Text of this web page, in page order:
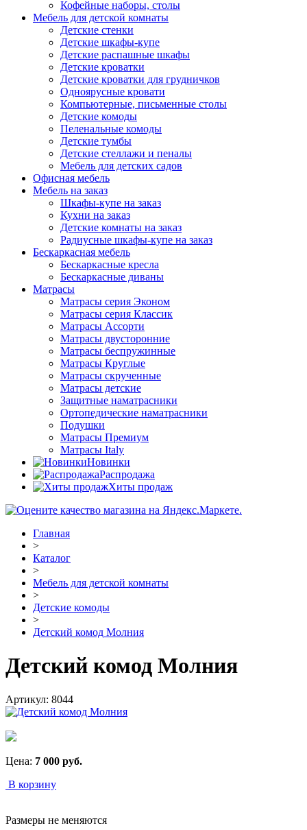
Кофейные наборы, столы
Мебель для детской комнаты
Детские стенки
Детские шкафы-купе
Детские распашные шкафы
Детские кроватки
Детские кроватки для грудничков
Одноярусные кровати
Компьютерные, письменные столы
Детские комоды
Пеленальные комоды
Детские тумбы
Детские стеллажи и пеналы
Мебель для детских садов
Офисная мебель
Мебель на заказ
Шкафы-купе на заказ
Кухни на заказ
Детские комнаты на заказ
Радиусные шкафы-купе на заказ
Бескаркасная мебель
Бескаркасные кресла
Бескаркасные диваны
Матрасы
Матрасы серия Эконом
Матрасы серия Классик
Матрасы Ассорти
Матрасы двусторонние
Матрасы беспружинные
Матрасы Круглые
Матрасы скрученные
Матрасы детские
Защитные наматрасники
Ортопедические наматрасники
Подушки
Матрасы Премиум
Матрасы Italy
Новинки
Распродажа
Хиты продаж
Главная
>
Каталог
>
Мебель для детской комнаты
>
Детские комоды
>
Детский комод Молния
Детский комод Молния
Артикул: 8044
Цена: 7 000 руб.
В корзину
Размеры не меняются